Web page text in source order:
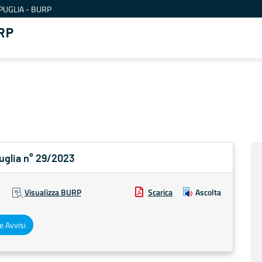
- BURP
n° 29/2023
Visualizza BURP Scarica Ascolta
Avvisi